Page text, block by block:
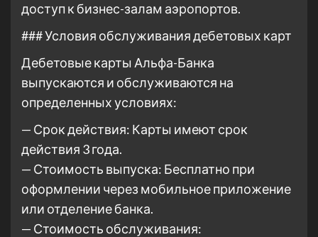
доступ к бизнес-залам аэропортов.
### Условия обслуживания дебетовых карт
Дебетовые карты Альфа-Банка
выпускаются и обслуживаются на
определенных условиях:
— Срок действия: Карты имеют срок
действия 3 года.
— Стоимость выпуска: Бесплатно при
оформлении через мобильное приложение
или отделение банка.
— Стоимость обслуживания: